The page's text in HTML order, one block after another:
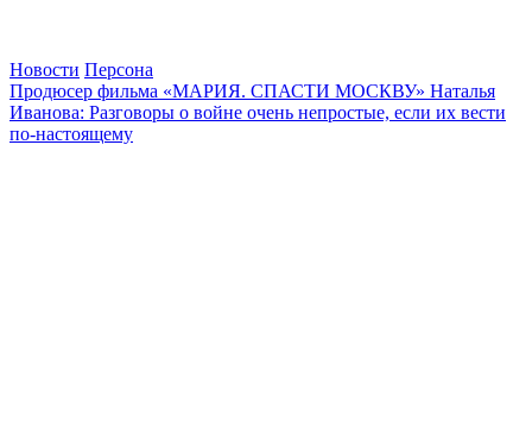
Новости Персона
Продюсер фильма «МАРИЯ. СПАСТИ МОСКВУ» Наталья
Иванова: Разговоры о войне очень непростые, если их вести
по-настоящему